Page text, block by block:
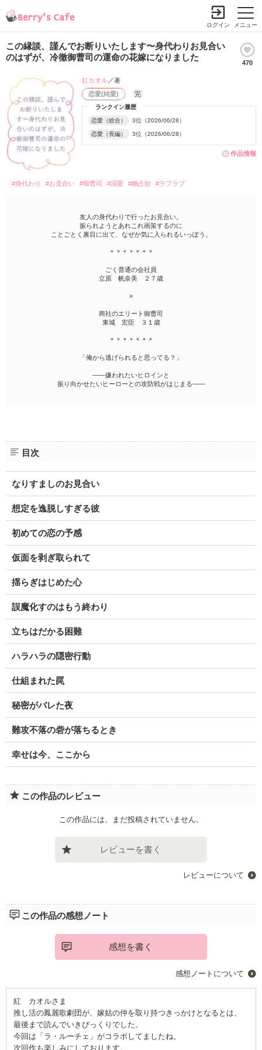
メニュー
ログイン
この縁談、謹んでお断りいたします〜身代わりお見合い
のはずが、冷徹御曹司の運命の花嫁になりました
470
作品情報
ランクイン履歴
恋愛（総合） 3位（2026/06/28）
恋愛（長編） 3位（2026/06/28）
恋愛(純愛) 完
紅カオル／著
#身代わり #お見合い #御曹司 #溺愛 #独占欲 #ラブラブ
友人の身代わりで行ったお見合い。
振られようとあれこれ画策するのに
ことごとく裏目に出て、なぜか気に入られるいっぽう。
＊＊＊＊＊＊＊
ごく普通の会社員
立原 帆奈美 ２７歳
×
商社のエリート御曹司
東城 宏臣 ３１歳
＊＊＊＊＊＊＊
「俺から逃げられると思ってる？」
――嫌われたいヒロインと
振り向かせたいヒーローとの攻防戦がはじまる――
目次
なりすましのお見合い
想定を逸脱しすぎる彼
初めての恋の予感
仮面を剥ぎ取られて
揺らぎはじめた心
誤魔化すのはもう終わり
立ちはだかる困難
ハラハラの隠密行動
仕組まれた罠
秘密がバレた夜
難攻不落の砦が落ちるとき
幸せは今、ここから
この作品のレビュー
この作品には、まだ投稿されていません。
レビューを書く
レビューについて
この作品の感想ノート
感想を書く
感想ノートについて
紅 カオルさま
推し活の鳳麗歌劇団が、嫁姑の仲を取り持つきっかけとなるとは、
最後まで読んでいきびっくりでした。
今回は「ラ・ルーチェ」がコラボしてましたね。
次回作も楽しみにしております。